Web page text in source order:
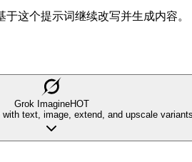
于这个提示词继续改写并生成内容。
Grok ImagineHOT
with text, image, extend, and upscale variants